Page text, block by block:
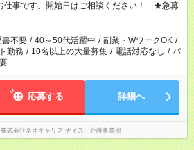
い。 ※週最低15時間以上の勤務
仕事です。開始日はご相談ください！ ★急募
書不要 / 40～50代活躍中 / 副業・WワークOK /
勤務 / 10名以上の大量募集 / 電話対応なし / パ
応募する 詳細へ
株式会社ネオキャリア ナイス！介護事業部